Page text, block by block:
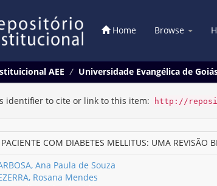
Home Browse
AEE Universidade Evangélica de
identifier to cite or link to this item: http://
COM DIABETES MELLITUS: UMA REVISÃO
Ana Paula de Souza
Rosana Mendes